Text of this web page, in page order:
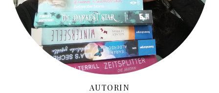
AUTORIN